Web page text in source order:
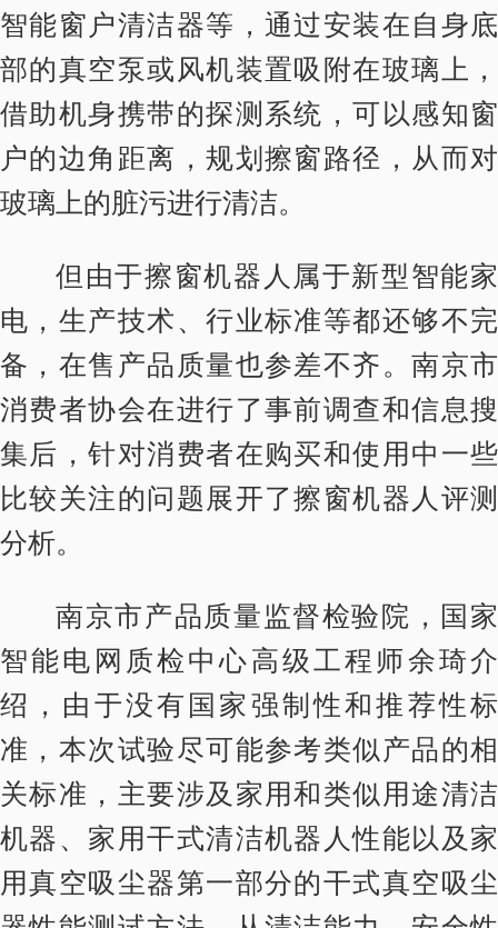
智能窗户清洁器等，通过安装在自身底
部的真空泵或风机装置吸附在玻璃上，
借助机身携带的探测系统，可以感知窗
户的边角距离，规划擦窗路径，从而对
玻璃上的脏污进行清洁。
但由于擦窗机器人属于新型智能家
电，生产技术、行业标准等都还够不完
备，在售产品质量也参差不齐。南京市
消费者协会在进行了事前调查和信息搜
集后，针对消费者在购买和使用中一些
比较关注的问题展开了擦窗机器人评测
分析。
南京市产品质量监督检验院，国家
智能电网质检中心高级工程师余琦介
绍，由于没有国家强制性和推荐性标
准，本次试验尽可能参考类似产品的相
关标准，主要涉及家用和类似用途清洁
机器、家用干式清洁机器人性能以及家
用真空吸尘器第一部分的干式真空吸尘